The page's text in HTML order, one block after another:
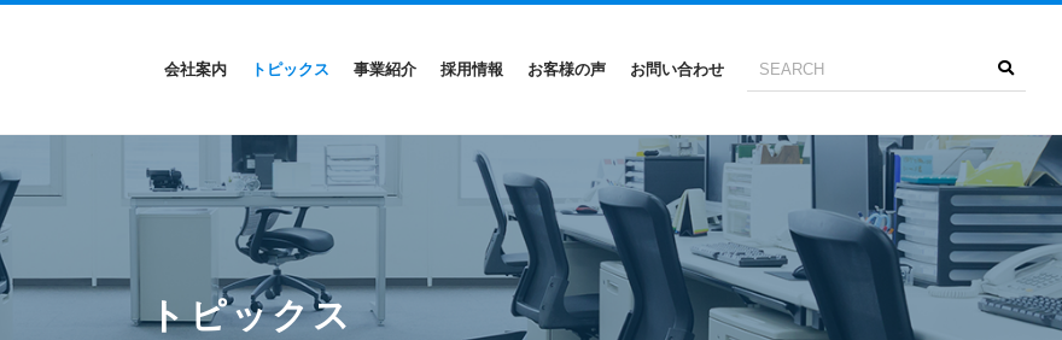
会社案内 トピックス 事業紹介 採用情報 お客様の声 お問い合わせ
トピックス